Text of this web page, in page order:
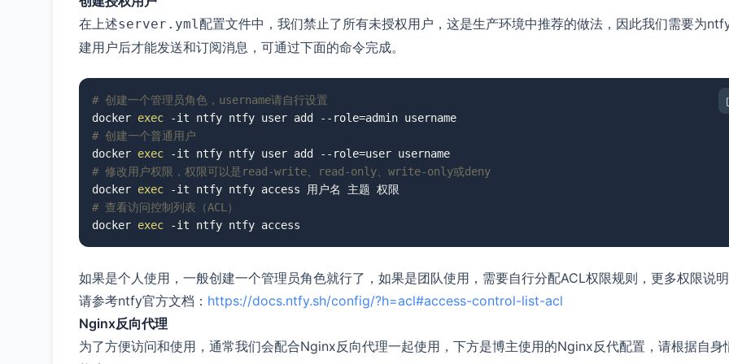
在上述server.yml配置文件中，我们禁止了所有未授权用户，这是生产环境中推荐的做法，因此我们需要为
建用户后才能发送和订阅消息，可通过下面的命令完成。
# 创建一个管理员角色，username请自行设置
docker exec
# 创建一个普通用户
docker exec
# 修改用户权限，权限可以是read-write、read-only、write-only或deny
docker exec
# 查看访问控制列表（ACL）
docker exec -it ntfy ntfy access
如果是个人使用，一般创建一个管理员角色就行了，如果是团队使用，需要自行分配ACL权限规则，更多权限说明
请参考ntfy官方文档： https://docs.ntfy.sh/config/?h=acl#access-control-list-acl
Nginx反向代理
为了方便访问和使用，通常我们会配合Nginx反向代理一起使用，下方是博主使用的Nginx反代配置，请根据自身